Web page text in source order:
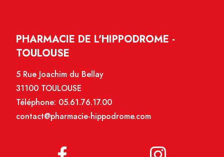
PHARMACIE DE L'HIPPODROME -
TOULOUSE
5 Rue Joachim du Bellay
31100 TOULOUSE
Téléphone: 05.61.76.17.00
contact@pharmacie-hippodrome.com